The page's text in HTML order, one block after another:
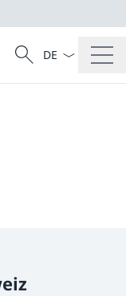
Suche
Suche
Sprach